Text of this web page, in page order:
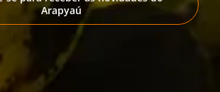
Arapyaú